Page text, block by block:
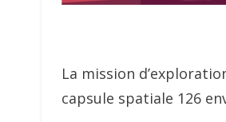
La mission
capsule spatiale 126